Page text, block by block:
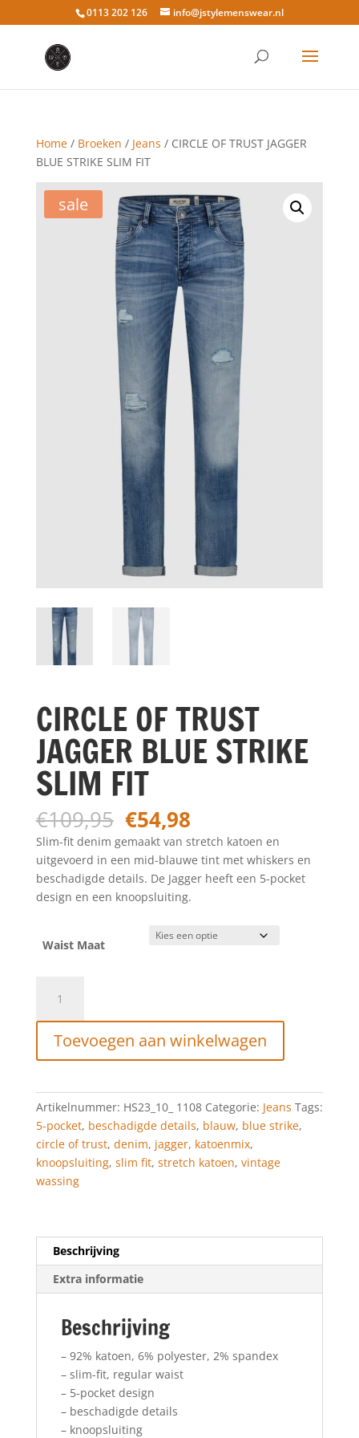
0113 202 126 info@jstylemenswear.nl
Home/ Broeken / Jeans / CIRCLE OF TRUST JAGGER
BLUE STRIKE SLIM FIT
sale
CIRCLE OF TRUST
JAGGER BLUE STRIKE
SLIM FIT
€109,95 Oorspronkelijke
prijs
was:
€109,95.
€54,98Huidige
prijs
is:
€54,98.
Slim-fit denim gemaakt van stretch katoen en
uitgevoerd in een mid-blauwe tint met whiskers en
beschadigde details. De Jagger heeft een 5-pocket
design en een knoopsluiting.
Waist Maat
TRUST
JAGGER
BLUE
SLIM
FIT
aantal
Toevoegen aan winkelwagen
Artikelnummer: HS23_10_ 1108 Categorie: Jeans Tags:
5-pocket, beschadigde details, blauw, blue strike,
circle of trust, denim, jagger, katoenmix,
knoopsluiting, slim fit, stretch katoen, vintage
wassing
Beschrijving
Extra informatie
Beschrijving
– 92% katoen, 6% polyester, 2% spandex
– slim-fit, regular waist
– 5-pocket design
– beschadigde details
– knoopsluiting